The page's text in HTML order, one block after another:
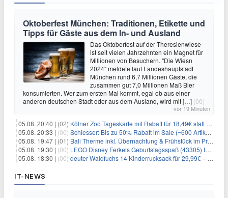
Oktoberfest München: Traditionen, Etikette und
Tipps für Gäste aus dem In- und Ausland
Das Oktoberfest auf der Theresienwiese
ist seit vielen Jahrzehnten ein Magnet für
Millionen von Besuchern. "Die Wiesn
2024" meldete laut Landeshauptstadt
München rund 6,7 Millionen Gäste, die
zusammen gut 7,0 Millionen Maß Bier
konsumierten. Wer zum ersten Mal kommt, egal ob aus einer
anderen deutschen Stadt oder aus dem Ausland, wird mit[…] (00)
vor 19 Minuten
05.08. 20:40 | (02) Kölner Zoo Tageskarte mit Rabatt für 18,49€ statt 29,50€ – einlösbar bis Dezember
05.08. 20:33 | (00) Schiesser: Bis zu 50% Rabatt im Sale (~600 Artikel zur Auswahl)
05.08. 19:47 | (01) Bali Therme inkl. Übernachtung & Frühstück im Premium Hotel (Bad Oeynhausen) ab 89€ p.P.
05.08. 19:30 | (00) LEGO Disney Ferkels Geburtstagsspaß (43305) für 29,10€
05.08. 18:30 | (00) deuter Waldfuchs 14 Kinderrucksack für 29,99€ – Amber-maple
IT-NEWS